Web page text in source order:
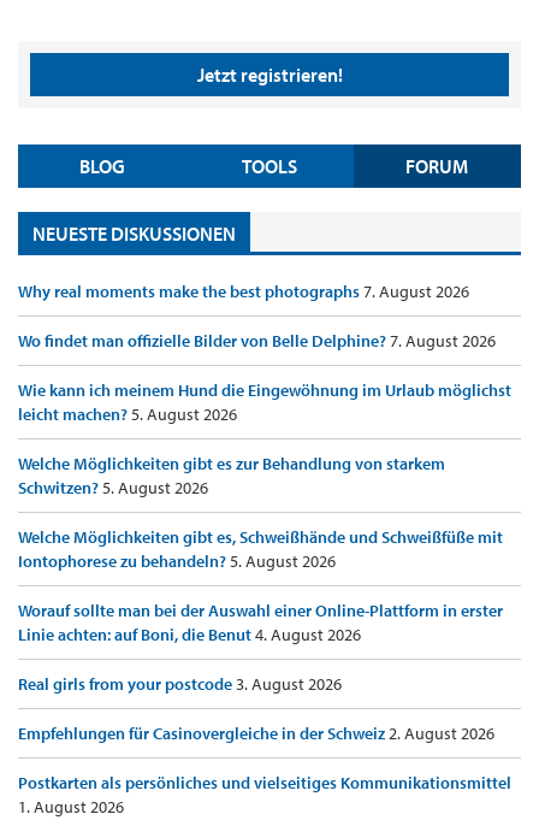
Jetzt registrieren!
BLOG TOOLS FORUM
NEUESTE DISKUSSIONEN
Why real moments make the best photographs7. August 2026
Wo findet man offizielle Bilder von Belle Delphine?7. August 2026
Wie kann ich meinem Hund die Eingewöhnung im Urlaub möglichst
leicht machen?5. August 2026
Welche Möglichkeiten gibt es zur Behandlung von starkem
Schwitzen?5. August 2026
Welche Möglichkeiten gibt es, Schweißhände und Schweißfüße mit
Iontophorese zu behandeln?5. August 2026
Worauf sollte man bei der Auswahl einer Online-Plattform in erster
Linie achten: auf Boni, die Benut4. August 2026
Real girls from your postcode3. August 2026
Empfehlungen für Casinovergleiche in der Schweiz2. August 2026
Postkarten als persönliches und vielseitiges Kommunikationsmittel
1. August 2026